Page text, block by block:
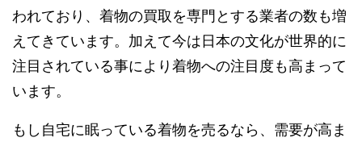
われており、着物の買取を専門とする業者の数も増
えてきています。加えて今は日本の文化が世界的に
注目されている事により着物への注目度も高まって
います。
もし自宅に眠っている着物を売るなら、需要が高ま